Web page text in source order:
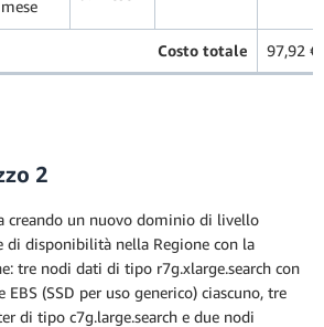
Costo totale 97,92 €
2
creando un nuovo dominio di livello
di disponibilità nella Regione con la
tre nodi dati di tipo r7g.xlarge.search con
(SSD per uso generico) ciascuno, tre
di tipo c7g.large.search e due nodi